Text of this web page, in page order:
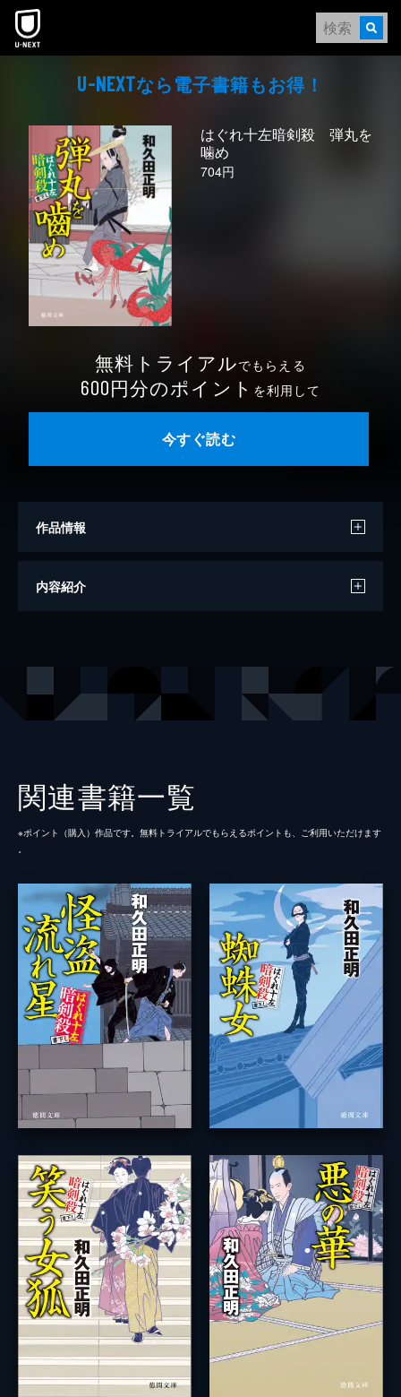
本文へスキップ
U-NEXTなら電⼦書籍もお得！
はぐれ十左暗剣殺 弾丸を
噛め
704円
無料トライアルでもらえる
600円分のポイント を利用して
今すぐ読む
作品情報
著者
内容紹介
関連書籍一覧
※ポイント（購⼊）作品です。無料トライアルでもらえるポイントも、ご利⽤いただけます
。